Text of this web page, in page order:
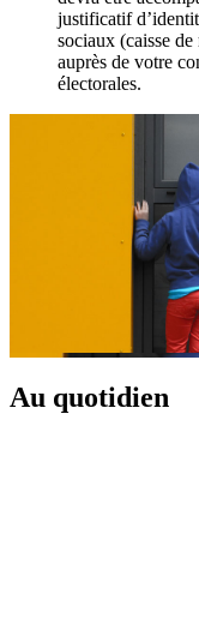
justificatif
sociaux (caisse
auprès de votre
électorales.
Au quotidien